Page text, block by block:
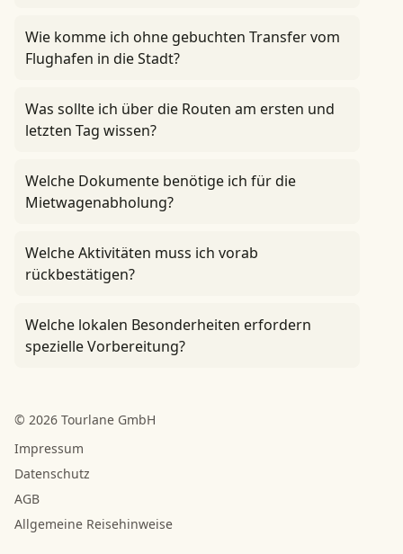
Wie komme ich ohne gebuchten Transfer vom
Flughafen in die Stadt?
Was sollte ich über die Routen am ersten und
letzten Tag wissen?
Welche Dokumente benötige ich für die
Mietwagenabholung?
Welche Aktivitäten muss ich vorab
rückbestätigen?
Welche lokalen Besonderheiten erfordern
spezielle Vorbereitung?
© 2026 Tourlane GmbH
Impressum
Datenschutz
AGB
Allgemeine Reisehinweise